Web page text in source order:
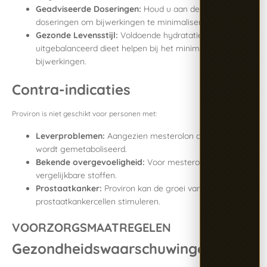
Geadviseerde Doseringen: Houd u aan de aanbevolen
doseringen om bijwerkingen te minimaliseren.
Gezonde Levensstijl: Voldoende hydratatie en een
uitgebalanceerd dieet helpen bij het minimaliseren van
bijwerkingen.
Contra-indicaties
Proviron is niet geschikt voor personen met:
Leverproblemen: Aangezien mesterolon door de lever
wordt gemetaboliseerd.
Bekende overgevoeligheid: Voor mesterolon of
vergelijkbare stoffen.
Prostaatkanker: Proviron kan de groei van
prostaatkankercellen stimuleren.
VOORZORGSMAATREGELEN
Gezondheidswaarschuwingen